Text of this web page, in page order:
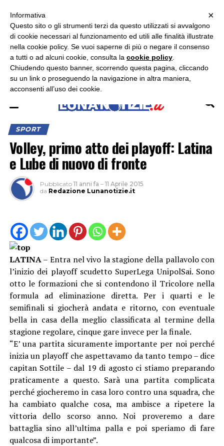
ASCOLTA RADIO LUNA
SPORT
Volley, primo atto dei playoff: Latina
e Lube di nuovo di fronte
Pubblicato 11 anni fa – 11 Aprile 2015
da Redazione Lunanotizie.it
LATINA– Entra nel vivo la stagione della pallavolo con
l’inizio dei playoff scudetto SuperLega UnipolSai. Sono
otto le formazioni che si contendono il Tricolore nella
formula ad eliminazione diretta. Per i quarti e le
semifinali si giocherà andata e ritorno, con eventuale
bella in casa della meglio classificata al termine della
stagione regolare, cinque gare invece per la finale.
“E’ una partita sicuramente importante per noi perché
inizia un playoff che aspettavamo da tanto tempo – dice
capitan Sottile – dal 19 di agosto ci stiamo preparando
praticamente a questo. Sarà una partita complicata
perché giocheremo in casa loro contro una squadra, che
ha cambiato qualche cosa, ma ambisce a ripetere la
vittoria dello scorso anno. Noi proveremo a dare
battaglia sino all’ultima palla e poi speriamo di fare
qualcosa di importante”.
×
×
Informativa
Questo sito o gli strumenti terzi da questo utilizzati si avvalgono
di cookie necessari al funzionamento ed utili alle finalità illustrate
nella cookie policy. Se vuoi saperne di più o negare il consenso
a tutti o ad alcuni cookie, consulta la cookie policy
Chiudendo questo banner, scorrendo questa pagina, cliccando
su un link o proseguendo la navigazione in altra maniera,
acconsenti all’uso dei cookie.